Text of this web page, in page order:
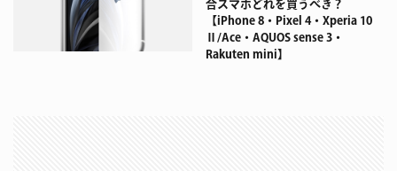
合スマホどれを買うべき？
【iPhone 8・Pixel 4・Xperia 10
Ⅱ/Ace・AQUOS sense 3・
Rakuten mini】